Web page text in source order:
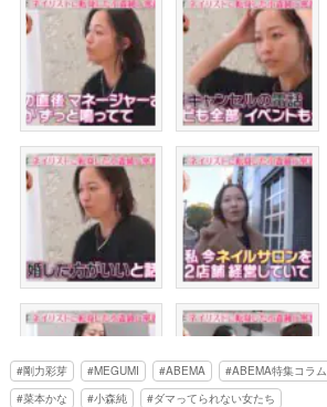
剛力彩芽 MEGUMI ABEMA ABEMA特集コラム
菜本かな
小森純 ダマってられない女たち